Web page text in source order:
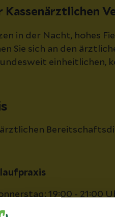
in der Nacht, hohes
Sie sich an den
einheitlichen,
ärztlichen
19:00 - 21:00
- 21:00 Uhr